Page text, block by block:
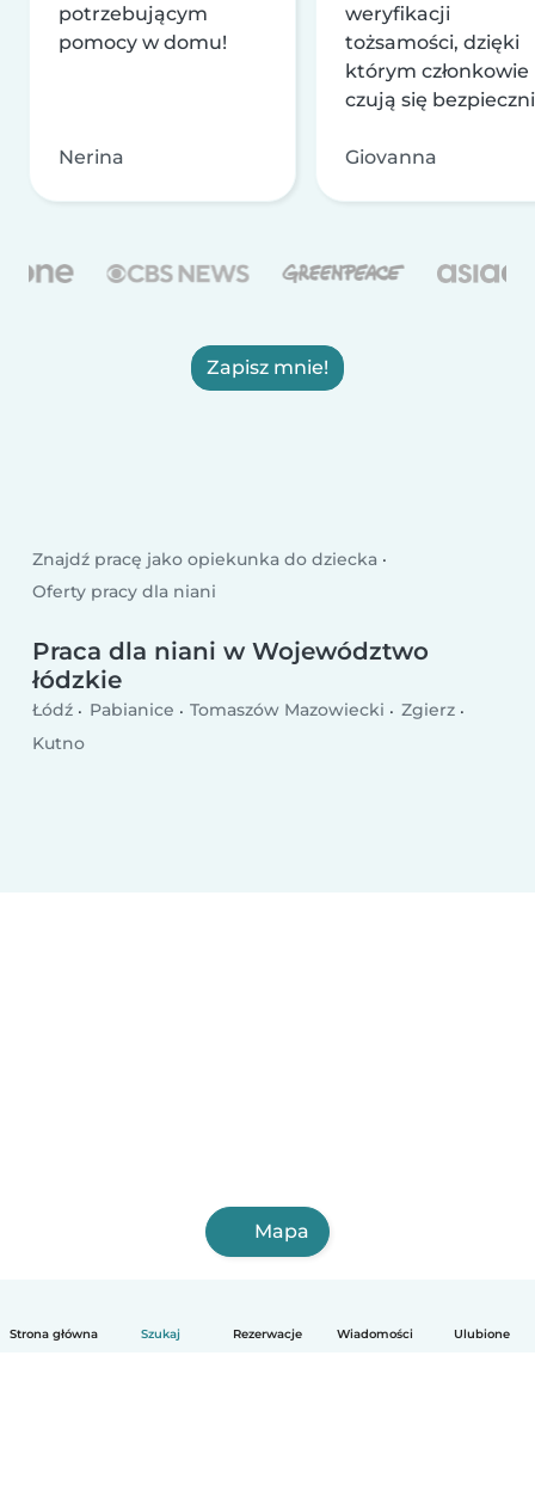
Strona główna Szukaj Rezerwacje Wiadomości Ulubione
potrzebującym
pomocy w domu!
Nerina
weryfikacji
tożsamości, dzięki
którym członkowie
czują się
Giovanna
Zapisz mnie!
Znajdź pracę jako opiekunka do dziecka
Oferty pracy dla niani
Praca dla niani w Województwo
łódzkie
Łódź Pabianice Tomaszów Mazowiecki
Zgierz
Kutno
Mapa